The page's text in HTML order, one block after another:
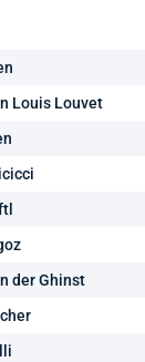
Louis Louvet
der Ghinst